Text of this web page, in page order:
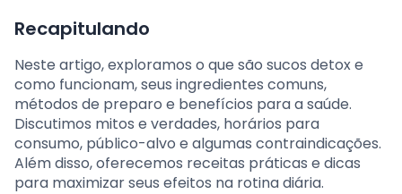
Recapitulando
Neste artigo, exploramos o que são sucos detox e
como funcionam, seus ingredientes comuns,
métodos de preparo e benefícios para a saúde.
Discutimos mitos e verdades, horários para
consumo, público-alvo e algumas contraindicações.
Além disso, oferecemos receitas práticas e dicas
para maximizar seus efeitos na rotina diária.